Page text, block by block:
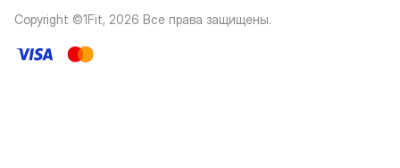
Copyright ©1Fit, 2026 Все права защищены.